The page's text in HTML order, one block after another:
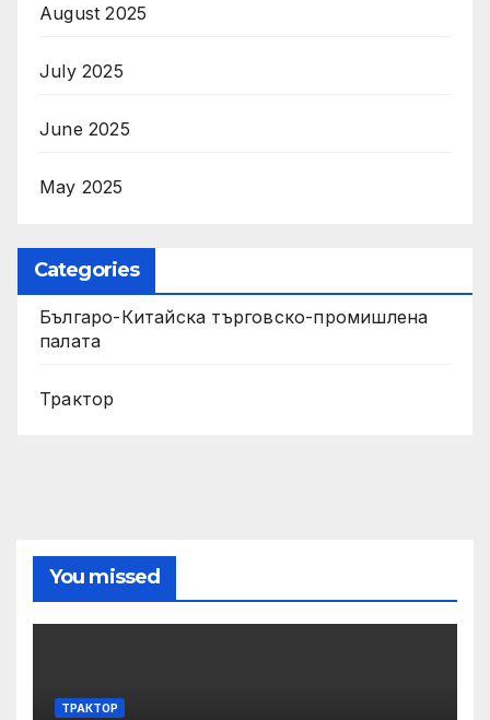
August 2025
July 2025
June 2025
May 2025
Categories
Българо-Китайска търговско-промишлена
палата
Трактор
You missed
ТРАКТОР